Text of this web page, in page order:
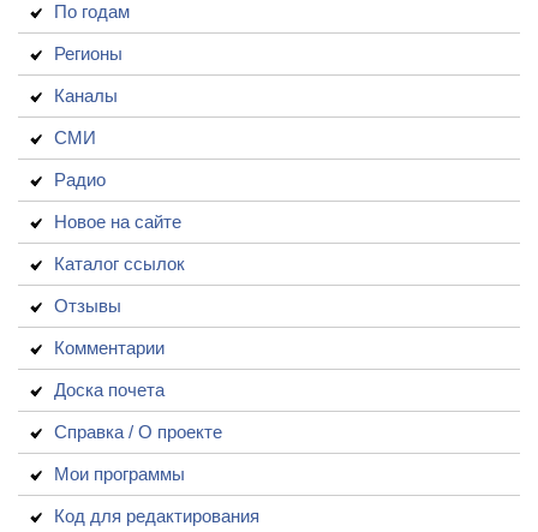
По годам
Регионы
Каналы
СМИ
Радио
Новое на сайте
Каталог ссылок
Отзывы
Комментарии
Доска почета
Справка / О проекте
Мои программы
Код для редактирования